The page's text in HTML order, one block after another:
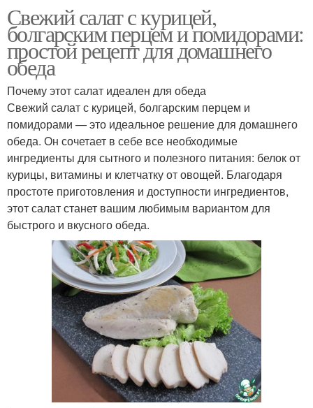
Свежий салат с курицей,
болгарским перцем и помидорами:
простой рецепт для домашнего
обеда
Почему этот салат идеален для обеда
Свежий салат с курицей, болгарским перцем и
помидорами — это идеальное решение для домашнего
обеда. Он сочетает в себе все необходимые
ингредиенты для сытного и полезного питания: белок от
курицы, витамины и клетчатку от овощей. Благодаря
простоте приготовления и доступности ингредиентов,
этот салат станет вашим любимым вариантом для
быстрого и вкусного обеда.